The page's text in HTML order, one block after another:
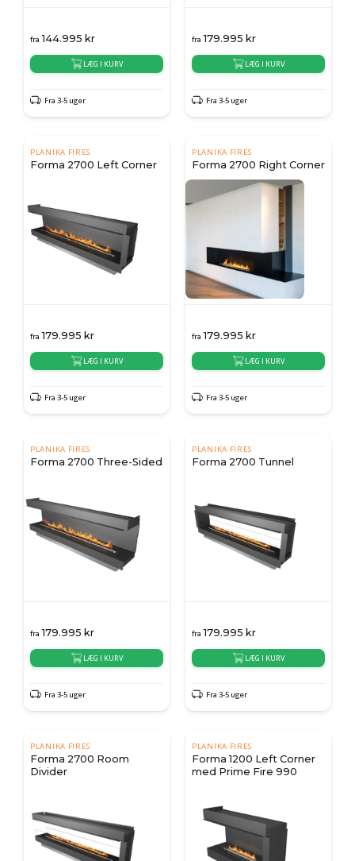
fra 144.995 kr
LÆG I KURV
Fra 3-5 uger
fra 179.995 kr
LÆG I KURV
Fra 3-5 uger
PLANIKA FIRES
Forma 2700 Left Corner
fra 179.995 kr
LÆG I KURV
Fra 3-5 uger
PLANIKA FIRES
Forma 2700 Right Corner
fra 179.995 kr
LÆG I KURV
Fra 3-5 uger
PLANIKA FIRES
Forma 2700 Three-Sided
fra 179.995 kr
LÆG I KURV
Fra 3-5 uger
PLANIKA FIRES
Forma 2700 Tunnel
fra 179.995 kr
LÆG I KURV
Fra 3-5 uger
PLANIKA FIRES
Forma 2700 Room
Divider
PLANIKA FIRES
Forma 1200 Left Corner
med Prime Fire 990